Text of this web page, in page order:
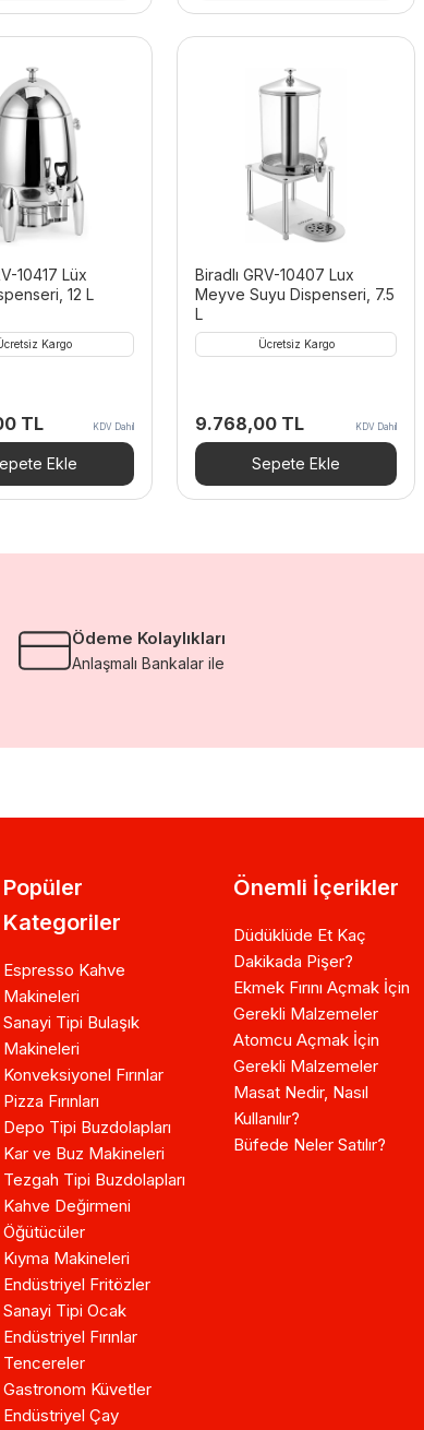
10417 Lüx
12 L
Kargo
TL KDV Dahil
Ekle
Biradlı GRV-10407 Lux
Meyve Suyu Dispenseri, 7.5
L
Ücretsiz Kargo
9.768,00 TL KDV Dahil
Sepete Ekle
Ödeme Kolaylıkları
Anlaşmalı Bankalar ile
Popüler
Kategoriler
Espresso Kahve
Makineleri
Sanayi Tipi Bulaşık
Makineleri
Konveksiyonel Fırınlar
Pizza Fırınları
Depo Tipi Buzdolapları
Kar ve Buz Makineleri
Tezgah Tipi Buzdolapları
Kahve Değirmeni
Öğütücüler
Kıyma Makineleri
Endüstriyel Fritözler
Sanayi Tipi Ocak
Endüstriyel Fırınlar
Tencereler
Gastronom Küvetler
Endüstriyel Çay
Önemli İçerikler
Düdüklüde Et Kaç
Dakikada Pişer?
Ekmek Fırını Açmak İçin
Gerekli Malzemeler
Atomcu Açmak İçin
Gerekli Malzemeler
Masat Nedir, Nasıl
Kullanılır?
Büfede Neler Satılır?